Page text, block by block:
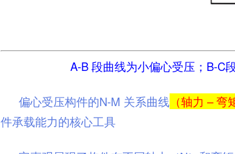
A-B 段曲线为小偏心受压；B-C
偏心受压构件的N-M 关系曲线 （轴力 – 弯
件承载能力的核心工具